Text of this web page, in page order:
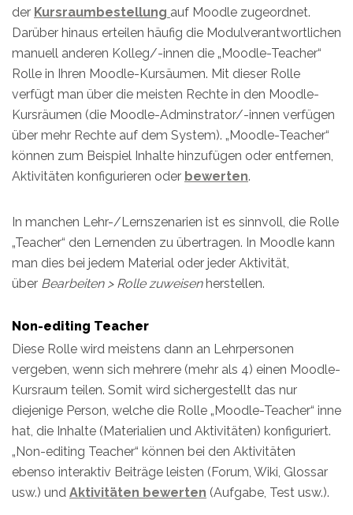
der Kursraumbestellung auf Moodle zugeordnet.
Darüber hinaus erteilen häufig die Modulverantwortlichen
manuell anderen Kolleg/-innen die „Moodle-Teacher“
Rolle in Ihren Moodle-Kursäumen. Mit dieser Rolle
verfügt man über die meisten Rechte in den Moodle-
Kursräumen (die Moodle-Adminstrator/-innen verfügen
über mehr Rechte auf dem System). „Moodle-Teacher“
können zum Beispiel Inhalte hinzufügen oder entfernen,
Aktivitäten konfigurieren oder bewerten.
In manchen Lehr-/Lernszenarien ist es sinnvoll, die Rolle
„Teacher“ den Lernenden zu übertragen. In Moodle kann
man dies bei jedem Material oder jeder Aktivität,
über Bearbeiten > Rolle zuweisenherstellen.
Non-editing Teacher
Diese Rolle wird meistens dann an Lehrpersonen
vergeben, wenn sich mehrere (mehr als 4) einen Moodle-
Kursraum teilen. Somit wird sichergestellt das nur
diejenige Person, welche die Rolle „Moodle-Teacher“ inne
hat, die Inhalte (Materialien und Aktivitäten) konfiguriert.
„Non-editing Teacher“ können bei den Aktivitäten
ebenso interaktiv Beiträge leisten (Forum, Wiki, Glossar
usw.) und Aktivitäten bewerten (Aufgabe, Test usw.).